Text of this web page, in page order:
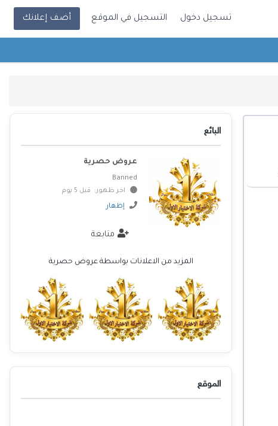
تسجيل دخول التسجيل في الموقع أضف إعلانك
البائع
عروض حصرية
Banned
اخر ظهور: قبل 5 يوم
إظهار
متابعة
المزيد من الاعلانات بواسطة عروض حصرية
الموقع